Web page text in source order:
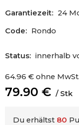
Garantiezeit: 24
Code: Rondo
Status: innerhalb
64.96 € ohne MwSt.
79.90 € Stk
Du erhältst 80